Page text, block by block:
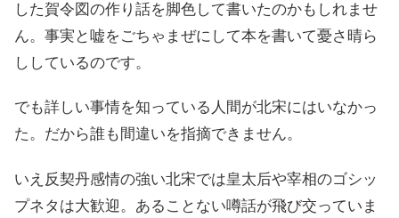
した賀令図の作り話を脚色して書いたのかもしれませ
ん。事実と嘘をごちゃまぜにして本を書いて憂さ晴ら
ししているのです。
でも詳しい事情を知っている人間が北宋にはいなかっ
た。だから誰も間違いを指摘できません。
いえ反契丹感情の強い北宋では皇太后や宰相のゴシッ
プネタは大歓迎。あることない噂話が飛び交っていま